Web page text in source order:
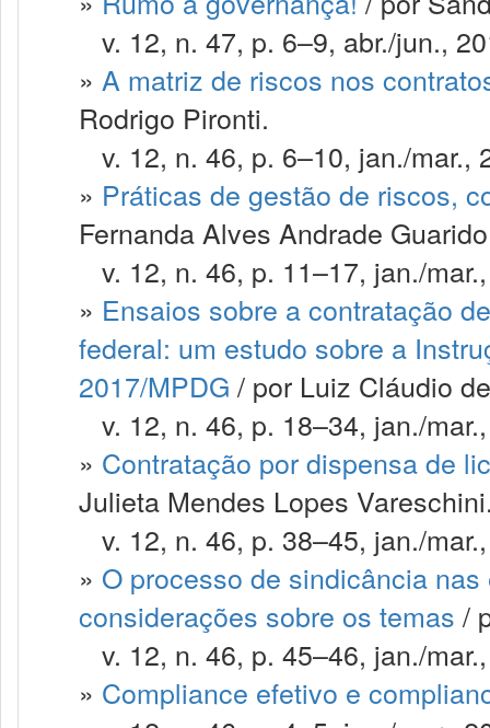
v. 12, n. 47, p. 6–9, abr./jun.,
» A matriz de riscos nos
Rodrigo Pironti.
v. 12, n. 46, p. 6–10, jan./mar.,
» Práticas de gestão de riscos,
Fernanda Alves Andrade
v. 12, n. 46, p. 11–17, jan./
» Ensaios sobre a contratação
federal: um estudo sobre a
2017/MPDG / por Luiz Cláudio
v. 12, n. 46, p. 18–34, jan./
» Contratação por dispensa de
Julieta Mendes Lopes
v. 12, n. 46, p. 38–45, jan./
» O processo de sindicância
considerações sobre os temas /
v. 12, n. 46, p. 45–46, jan./
» Compliance efetivo e